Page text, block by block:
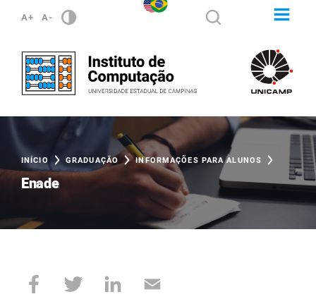
A+ A-
INÍCIO GRADUAÇÃO INFORMAÇÕES PARA ALUNOS
Enade